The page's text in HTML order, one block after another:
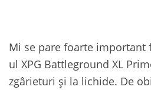
Mi se pare foarte important
ul XPG Battleground XL
zgârieturi și la lichide. De